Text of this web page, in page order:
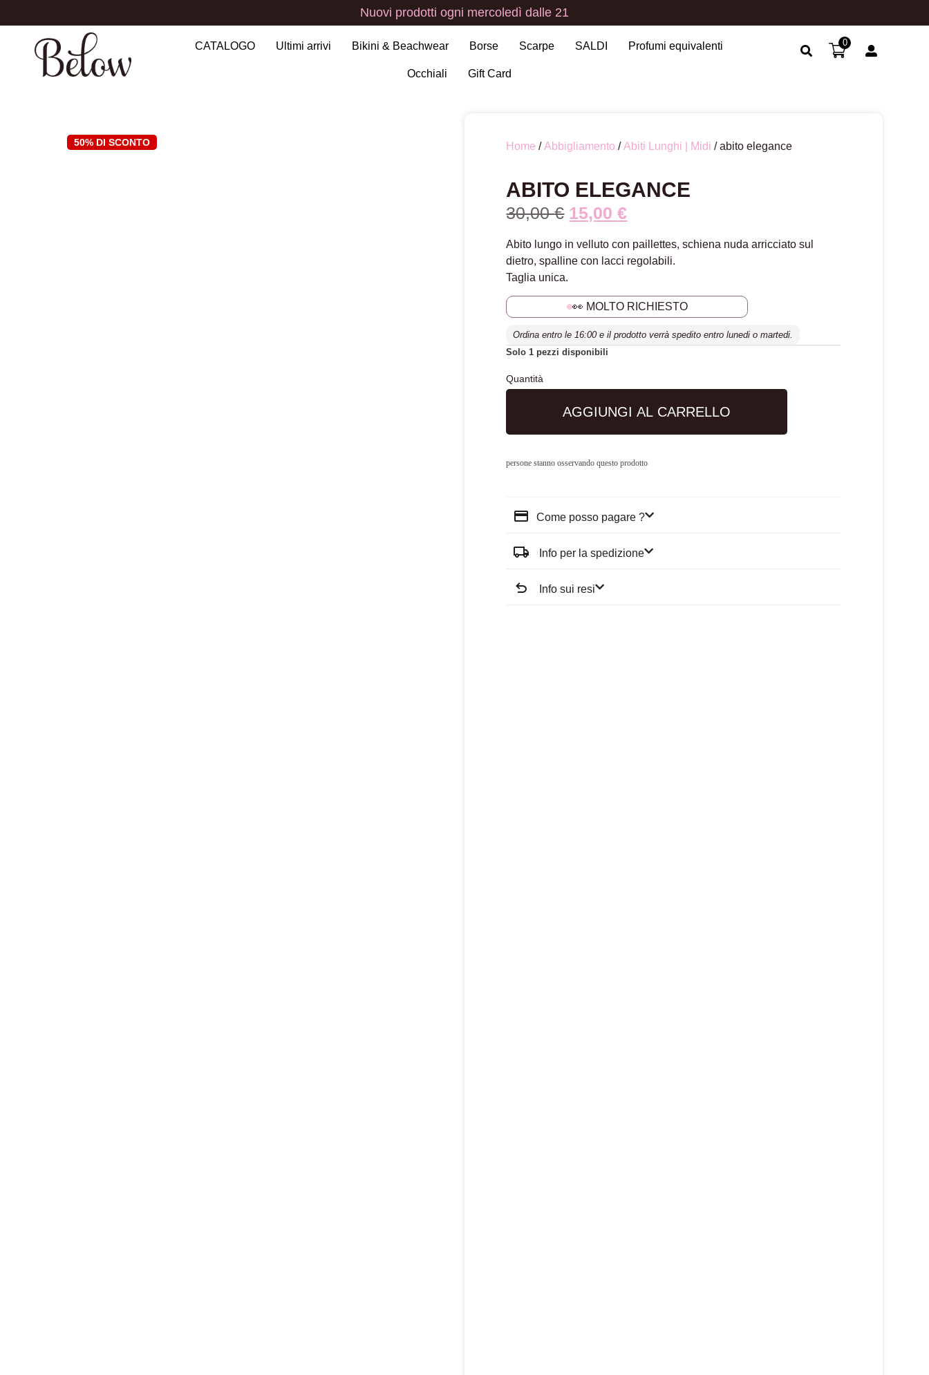
Nuovi prodotti ogni mercoledì dalle 21
CATALOGO Ultimi arrivi Bikini & Beachwear Borse Scarpe SALDI Profumi equivalenti
Occhiali Gift Card
0
50% DI SCONTO Home /Abbigliamento /Abiti Lunghi | Midi / abito elegance
ABITO ELEGANCE
30,00€ 15,00€
Abito lungo in velluto con paillettes, schiena nuda arricciato sul
dietro, spalline con lacci regolabili.
Taglia unica.
👀 MOLTO RICHIESTO
Ordina entro le 16:00 e il prodotto verrà spedito entro lunedi o martedi.
Solo 1 pezzi disponibili
AGGIUNGI AL CARRELLO
persone stanno osservando questo prodotto
Come posso pagare ?
Info per la spedizione
Info sui resi